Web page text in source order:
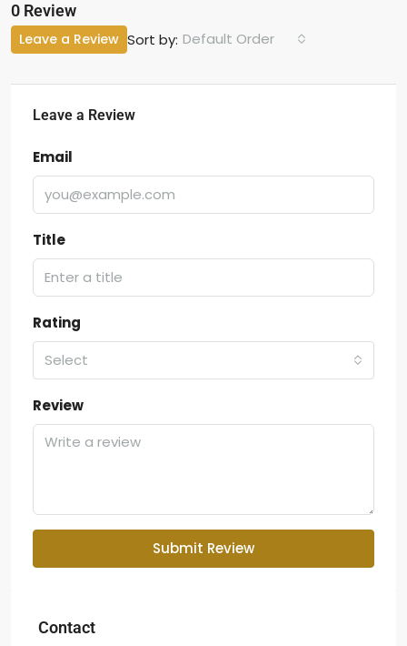
0 Review
Sort by: Default Order
Leave a Review
Leave a Review
Email
Title
Rating
Select
Review
Submit Review
Contact